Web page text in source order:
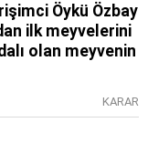
Öykü Özbay
ilk meyvelerini
olan meyvenin
KARAR